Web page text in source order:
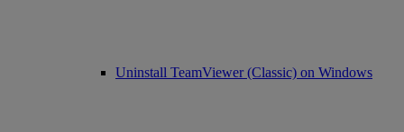
Uninstall TeamViewer (Classic) on Windows